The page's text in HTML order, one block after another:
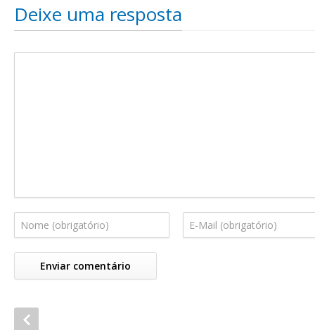
Deixe uma resposta